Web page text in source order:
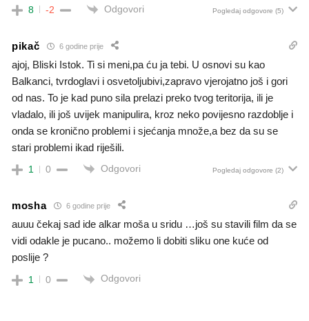
8 -2 Odgovori Pogledaj odgovore (5)
pikač 6 godine prije
ajoj, Bliski Istok. Ti si meni,pa ću ja tebi. U osnovi su kao
Balkanci, tvrdoglavi i osvetoljubivi,zapravo vjerojatno još i gori
od nas. To je kad puno sila prelazi preko tvog teritorija, ili je
vladalo, ili još uvijek manipulira, kroz neko povijesno razdoblje i
onda se kronično problemi i sjećanja množe,a bez da su se
stari problemi ikad riješili.
1 0 Odgovori Pogledaj odgovore (2)
mosha 6 godine prije
auuu čekaj sad ide alkar moša u sridu …još su stavili film da se
vidi odakle je pucano.. možemo li dobiti sliku one kuće od
poslije ?
1 0 Odgovori